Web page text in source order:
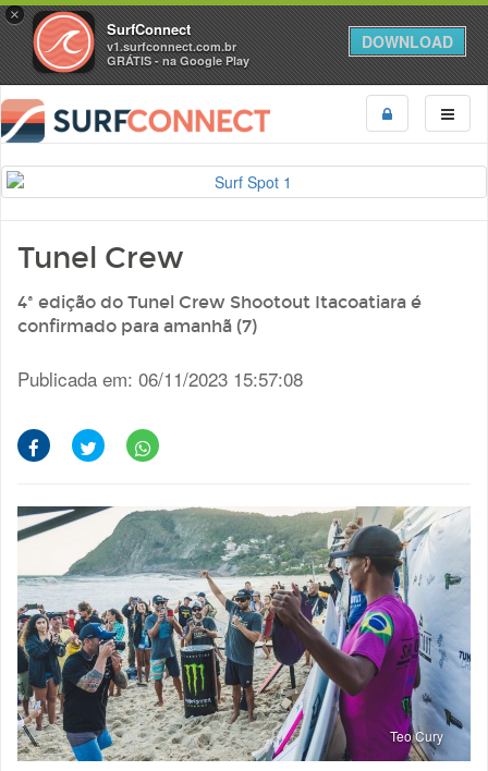
×
SurfConnect
v1.surfconnect.com.br
GRÁTIS - na Google Play
DOWNLOAD
Tunel Crew
4ª edição do Tunel Crew Shootout Itacoatiara é
confirmado para amanhã (7)
Publicada em: 06/11/2023 15:57:08
Teo Cury